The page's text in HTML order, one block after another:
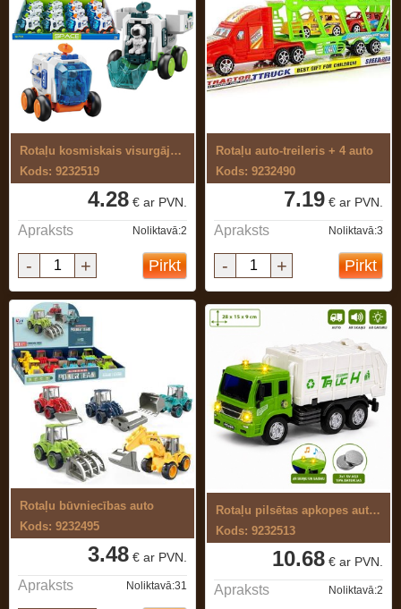
Rotaļu kosmiskais visurgājējs
Kods: 9232519
4.28 € ar PVN.
Apraksts Noliktavā:2
- + Pirkt
Rotaļu auto-treileris + 4 auto
Kods: 9232490
7.19 € ar PVN.
Apraksts Noliktavā:3
- + Pirkt
Rotaļu būvniecības auto
Kods: 9232495
3.48 € ar PVN.
Apraksts Noliktavā:31
Rotaļu pilsētas apkopes auto,ar skaņu ...
Kods: 9232513
10.68 € ar PVN.
Apraksts Noliktavā:2